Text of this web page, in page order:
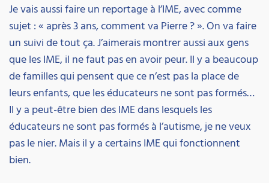
Je vais aussi faire un reportage à l’IME, avec comme
sujet : « après 3 ans, comment va Pierre ? ». On va faire
un suivi de tout ça. J’aimerais montrer aussi aux gens
que les IME, il ne faut pas en avoir peur. Il y a beaucoup
de familles qui pensent que ce n’est pas la place de
leurs enfants, que les éducateurs ne sont pas formés…
Il y a peut-être bien des IME dans lesquels les
éducateurs ne sont pas formés à l’autisme, je ne veux
pas le nier. Mais il y a certains IME qui fonctionnent
bien.